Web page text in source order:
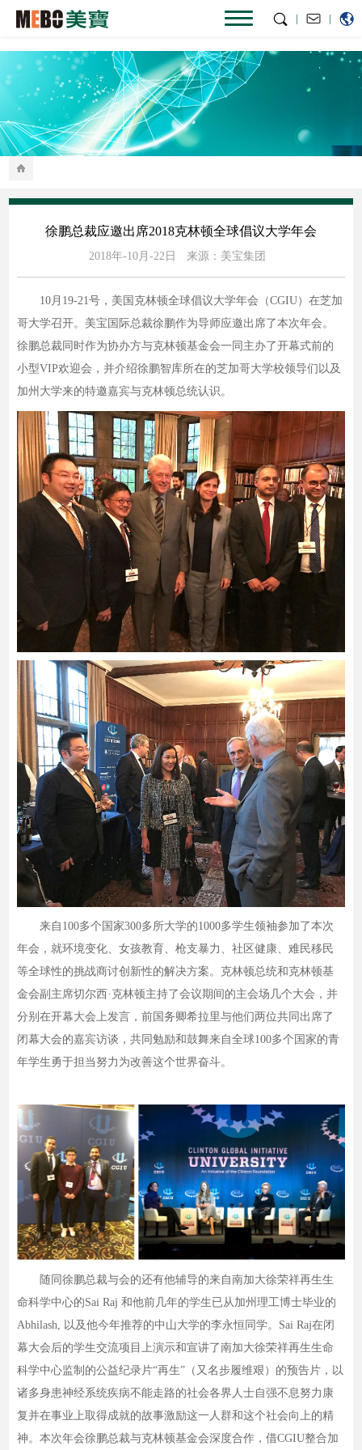
|
|
徐鹏总裁应邀出席2018克林顿全球倡议大学年会
2018年-10月-22日 来源：美宝集团
10月19-21号，美国克林顿全球倡议大学年会（CGIU）在芝加
哥大学召开。美宝国际总裁徐鹏作为导师应邀出席了本次年会。
徐鹏总裁同时作为协办方与克林顿基金会一同主办了开幕式前的
小型VIP欢迎会，并介绍徐鹏智库所在的芝加哥大学校领导们以及
加州大学来的特邀嘉宾与克林顿总统认识。
来自100多个国家300多所大学的1000多学生领袖参加了本次
年会，就环境变化、女孩教育、枪支暴力、社区健康、难民移民
等全球性的挑战商讨创新性的解决方案。克林顿总统和克林顿基
金会副主席切尔西·克林顿主持了会议期间的主会场几个大会，并
分别在开幕大会上发言，前国务卿希拉里与他们两位共同出席了
闭幕大会的嘉宾访谈，共同勉励和鼓舞来自全球100多个国家的青
年学生勇于担当努力为改善这个世界奋斗。
随同徐鹏总裁与会的还有他辅导的来自南加大徐荣祥再生生
命科学中心的Sai Raj 和他前几年的学生已从加州理工博士毕业的
Abhilash, 以及他今年推荐的中山大学的李永恒同学。Sai Raj在闭
幕大会后的学生交流项目上演示和宣讲了南加大徐荣祥再生生命
科学中心监制的公益纪录片“再生”（又名步履维艰）的预告片，以
诸多身患神经系统疾病不能走路的社会各界人士自强不息努力康
复并在事业上取得成就的故事激励这一人群和这个社会向上的精
神。本次年会徐鹏总裁与克林顿基金会深度合作，借CGIU整合加